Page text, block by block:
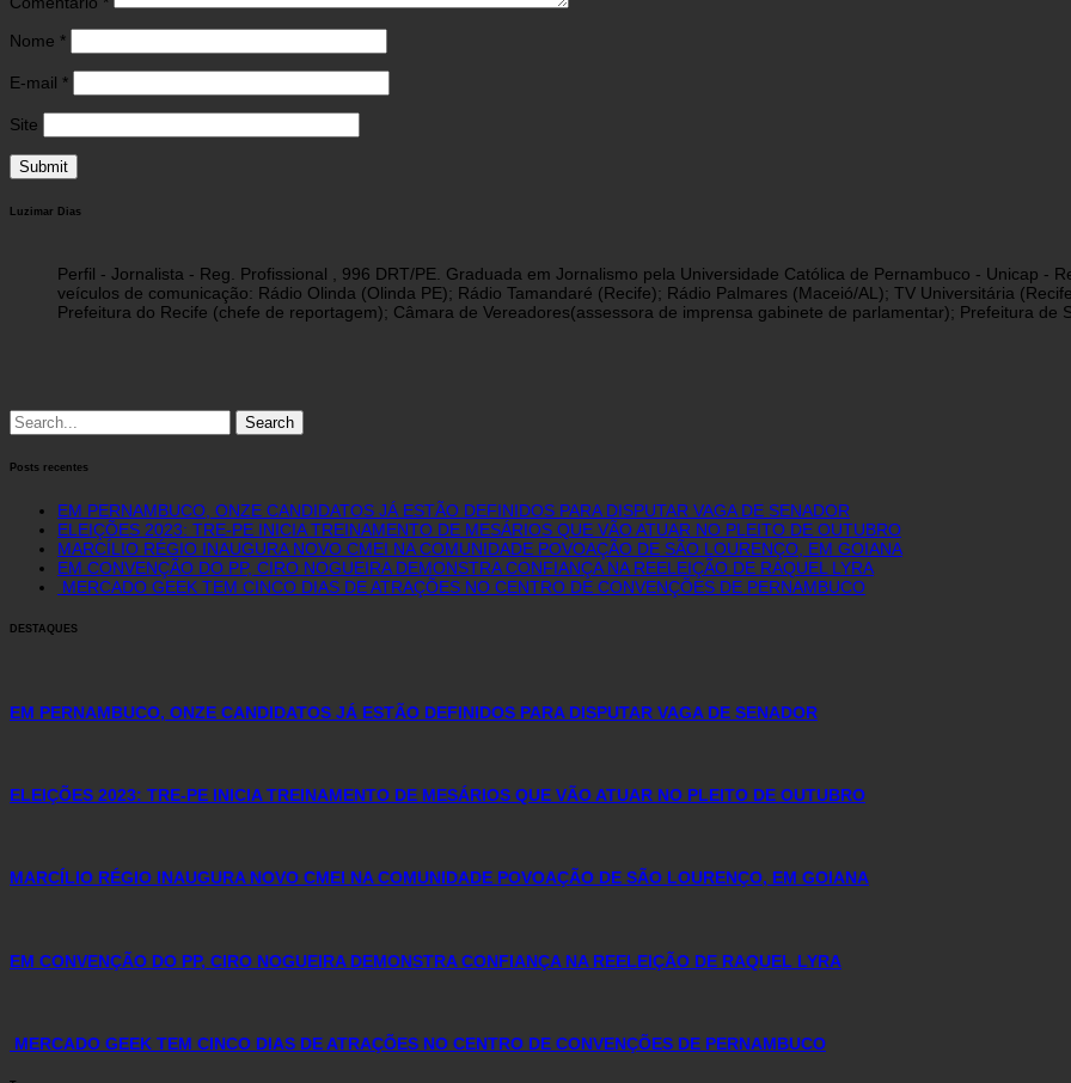
Nome *
E-mail *
Site
Luzimar Dias
Perfil - Jornalista - Reg. Profissional , 996 DRT/PE. Graduada em Jornalismo pela Universidade Católica de Pernambuco - Unicap
veículos de comunicação: Rádio Olinda (Olinda PE); Rádio Tamandaré (Recife); Rádio Palmares (Maceió/AL); TV Universitária
Prefeitura do Recife (chefe de reportagem); Câmara de Vereadores(assessora de imprensa gabinete de parlamentar); Prefeitura
Search
for:
Posts recentes
EM PERNAMBUCO, ONZE CANDIDATOS JÁ ESTÃO DEFINIDOS PARA DISPUTAR VAGA DE SENADOR
ELEIÇÕES 2023: TRE-PE INICIA TREINAMENTO DE MESÁRIOS QUE VÃO ATUAR NO PLEITO DE OUTUBRO
MARCÍLIO RÉGIO INAUGURA NOVO CMEI NA COMUNIDADE POVOAÇÃO DE SÃO LOURENÇO, EM GOIANA
EM CONVENÇÃO DO PP, CIRO NOGUEIRA DEMONSTRA CONFIANÇA NA REELEIÇÃO DE RAQUEL LYRA
MERCADO GEEK TEM CINCO DIAS DE ATRAÇÕES NO CENTRO DE CONVENÇÕES DE PERNAMBUCO
DESTAQUES
EM PERNAMBUCO, ONZE CANDIDATOS JÁ ESTÃO DEFINIDOS PARA DISPUTAR VAGA DE SENADOR
ELEIÇÕES 2023: TRE-PE INICIA TREINAMENTO DE MESÁRIOS QUE VÃO ATUAR NO PLEITO DE OUTUBRO
MARCÍLIO RÉGIO INAUGURA NOVO CMEI NA COMUNIDADE POVOAÇÃO DE SÃO LOURENÇO, EM GOIANA
EM CONVENÇÃO DO PP, CIRO NOGUEIRA DEMONSTRA CONFIANÇA NA REELEIÇÃO DE RAQUEL LYRA
MERCADO GEEK TEM CINCO DIAS DE ATRAÇÕES NO CENTRO DE CONVENÇÕES DE PERNAMBUCO